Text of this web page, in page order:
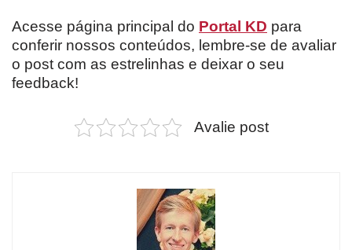
Acesse página principal do Portal KD para
conferir nossos conteúdos, lembre-se de avaliar
o post com as estrelinhas e deixar o seu
feedback!
Avalie post